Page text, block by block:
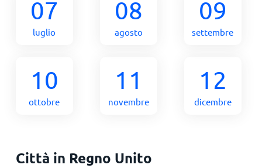
07
luglio
08
agosto
09
settembre
10
ottobre
11
novembre
12
dicembre
Città in Regno Unito